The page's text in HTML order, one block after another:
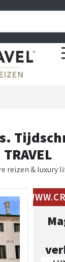
TRAVEL
reizen & luxury